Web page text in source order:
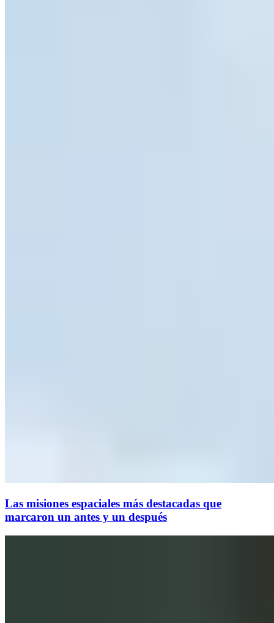
Las misiones espaciales más destacadas que
marcaron un antes y un después